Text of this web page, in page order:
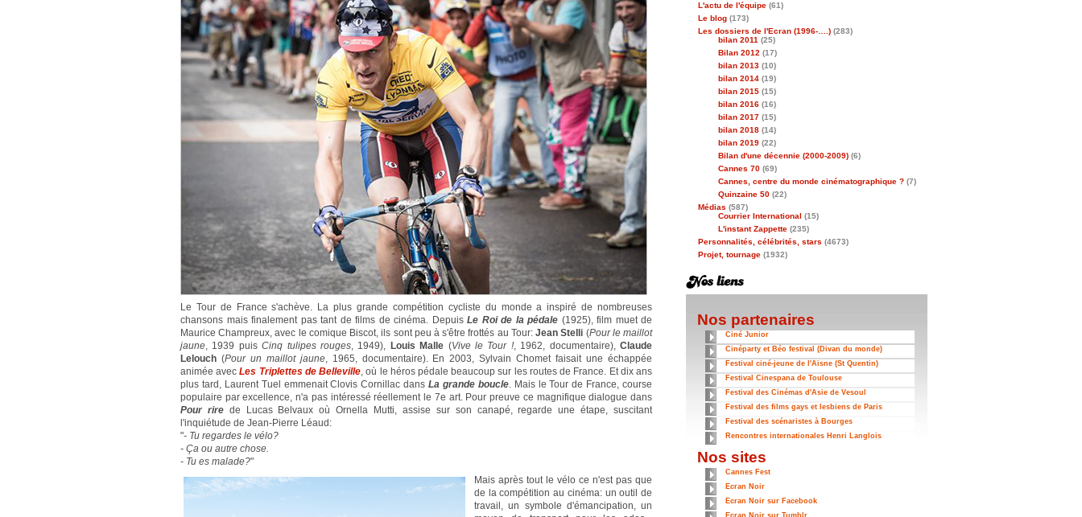
Le Tour de France s'achève. La plus grande compétition cycliste du monde a inspiré de nombreuses
chansons mais finalement pas tant de films de cinéma. Depuis Le Roi de la pédale (1925), film muet de
Maurice Champreux, avec le comique Biscot, ils sont peu à s'être frottés au Tour:Jean Stelli (Pour le maillot
jaune, 1939 puisCinq tulipes rouges, 1949), Louis Malle (Vive le Tour !, 1962, documentaire),Claude
Lelouch (Pour un maillot jaune, 1965, documentaire). En 2003, Sylvain Chomet faisait une échappée
animée avecLes Triplettes de Belleville, où le héros pédale beaucoup sur les routes de France. Et dix ans
plus tard, Laurent Tuel emmenait Clovis Cornillac dans La grande boucle. Mais le Tour de France, course
populaire par excellence, n'a pas intéressé réellement le 7e art. Pour preuve ce magnifique dialogue dans
Pour rirede Lucas Belvaux où Ornella Mutti, assise sur son canapé, regarde une étape, suscitant
l'inquiétude de Jean-Pierre Léaud:
"- Tu regardes le vélo?
- Ça ou autre chose.
- Tu es malade?"
Mais après tout le vélo ce n'est pas que
de la compétition au cinéma: un outil de
travail, un symbole d'émancipation, un
L'actu de l'équipe (61)
Le blog (173)
Les dossiers de l'Ecran (1996-….) (283)
bilan 2011 (25)
Bilan 2012 (17)
bilan 2013 (10)
bilan 2014 (19)
bilan 2015 (15)
bilan 2016 (16)
bilan 2017 (15)
bilan 2018 (14)
bilan 2019 (22)
Bilan d'une décennie (2000-2009) (6)
Cannes 70 (69)
Cannes, centre du monde cinématographique ? (7)
Quinzaine 50 (22)
Médias (587)
Courrier International (15)
L'instant Zappette (235)
Personnalités, célébrités, stars (4673)
Projet, tournage (1932)
Nos partenaires
Ciné Junior
Cinéparty et Béo festival (Divan du monde)
Festival ciné-jeune de l'Aisne (St Quentin)
Festival Cinespana de Toulouse
Festival des Cinémas d'Asie de Vesoul
Festival des films gays et lesbiens de Paris
Festival des scénaristes à Bourges
Rencontres internationales Henri Langlois
Nos sites
Cannes Fest
Ecran Noir
Ecran Noir sur Facebook
Ecran Noir sur Tumblr